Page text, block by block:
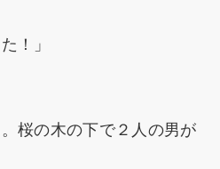
！」
桜の木の下で２人の男が